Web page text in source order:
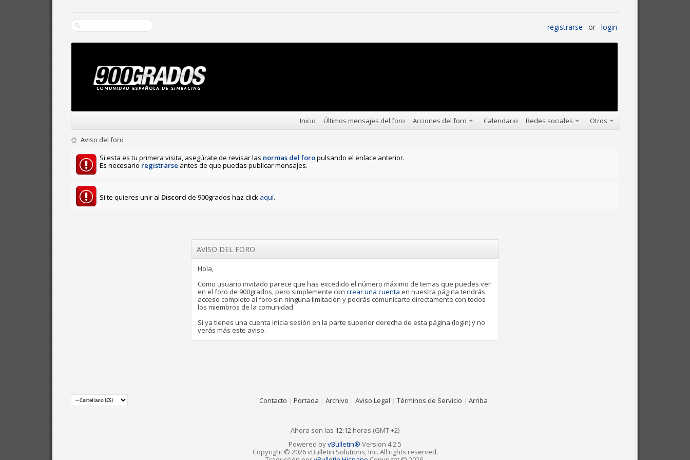
registrarse or login
Inicio Últimos mensajes del foro Acciones del foro Calendario Redes sociales Otros
Aviso del foro
Si esta es tu primera visita, asegúrate de revisar las normas del foropulsando el enlace anterior.
Es necesario registrarse antes de que puedas publicar mensajes.
Si te quieres unir al Discord de 900grados haz click aquí.
AVISO DEL FORO
Hola,
Como usuario invitado parece que has excedido el número máximo de temas que puedes ver
en el foro de 900grados, pero simplemente con crear una cuenta en nuestra página tendrás
acceso completo al foro sin ninguna limitación y podrás comunicarte directamente con todos
los miembros de la comunidad.
Si ya tienes una cuenta inicia sesión en la parte superior derecha de esta página (login) y no
verás más este aviso.
Contacto | Portada | Archivo | Aviso Legal | Términos de Servicio | Arriba
Ahora son las 12:12 horas (GMT +2)
Powered byvBulletin® Version 4.2.5
Copyright © 2026 vBulletin Solutions, Inc. All rights reserved.